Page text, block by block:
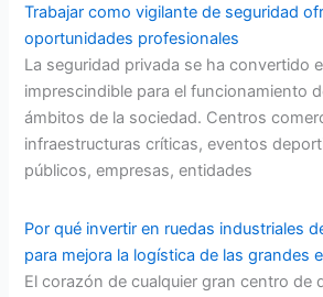
Trabajar como vigilante de seguridad
oportunidades profesionales
La seguridad privada se ha convertido
imprescindible para el funcionamiento
ámbitos de la sociedad. Centros
infraestructuras críticas, eventos
públicos, empresas, entidades
Por qué invertir en ruedas industriales
para mejora la logística de las grandes
El corazón de cualquier gran centro de